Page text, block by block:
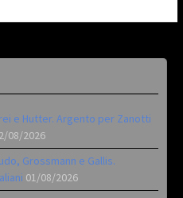
e Hutter. Argento per Zanotti
08/2026
Grossmann e Gallis.
01/08/2026